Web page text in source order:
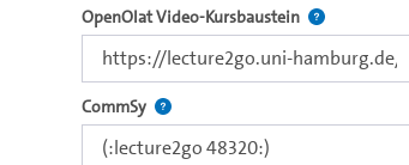
OpenOlat Video-Kursbaustein Verwenden
CommSy Nutzen Sie diesen Code, um das